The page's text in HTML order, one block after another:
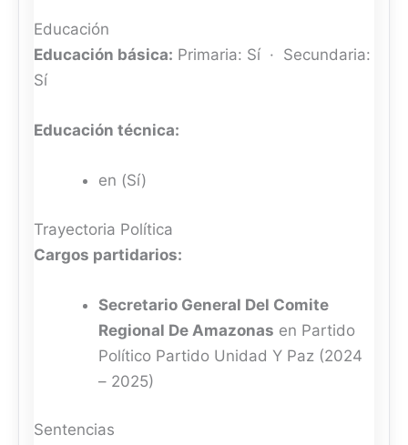
Educación
Educación básica: Primaria: Sí · Secundaria:
Sí
Educación técnica:
en (Sí)
Trayectoria Política
Cargos partidarios:
Secretario General Del Comite
Regional De Amazonas en Partido
Político Partido Unidad Y Paz (2024
– 2025)
Sentencias